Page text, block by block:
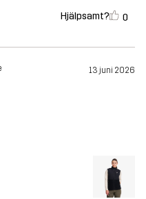
Hjälpsamt? 0
13 juni 2026